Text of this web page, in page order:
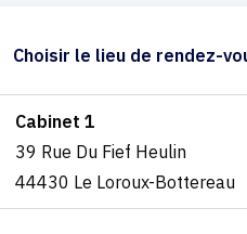
Choisir le lieu de rendez-
Cabinet 1
39 Rue Du Fief Heulin
44430 Le Loroux-Bottereau